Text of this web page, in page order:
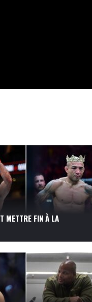
METTRE FIN À LA